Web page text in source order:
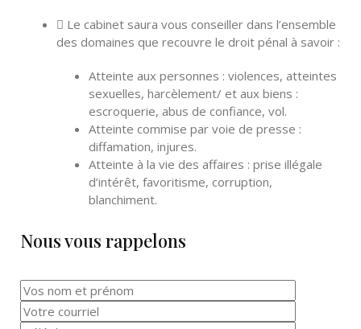
Le cabinet saura vous conseiller dans l’ensemble
des domaines que recouvre le droit pénal à savoir :
Atteinte aux personnes : violences, atteintes
sexuelles, harcèlement/ et aux biens :
escroquerie, abus de confiance, vol.
Atteinte commise par voie de presse :
diffamation, injures.
Atteinte à la vie des affaires : prise illégale
d’intérêt, favoritisme, corruption,
blanchiment.
Nous vous rappelons